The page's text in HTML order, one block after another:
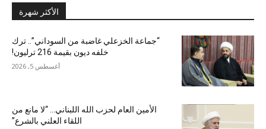
الأكثر شهرة
“جماعة الخزعلي غاضبة من السوداني”.. ترك
خلفه ديون بقيمة 216 ترليون!
أغسطس 5, 2026
الأمين العام لحزب الله اللبناني… “لا مانع من
اللقاء العلني بالشرع”